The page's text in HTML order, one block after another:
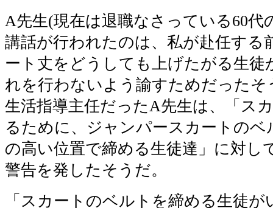
A先生(現在は退職なさっている60代
講話が行われたのは、私が赴任する
ート丈をどうしても上げたがる生徒
れを行わないよう諭すためだったそ
生活指導主任だったA先生は、「ス
るために、ジャンパースカートの
の高い位置で締める生徒達」に対し
警告を発したそうだ。
「スカートのベルトを締める生徒